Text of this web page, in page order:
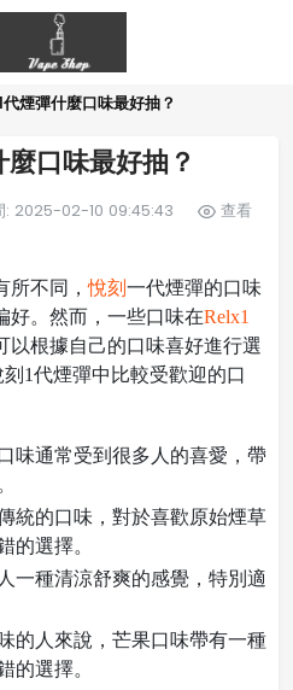
代煙彈什麼口味最好抽？
麼口味最好抽？
: 2025-02-10 09:45:43
查看
所不同，悅刻 一代煙彈的口味
好。然而，一些口味在Relx1
以根據自己的口味喜好進行選
1代煙彈中比較受歡迎的口
味通常受到很多人的喜愛，帶
統的口味，對於喜歡原始煙草
的選擇。
一種清涼舒爽的感覺，特別適
的人來說，芒果口味帶有一種
的選擇。